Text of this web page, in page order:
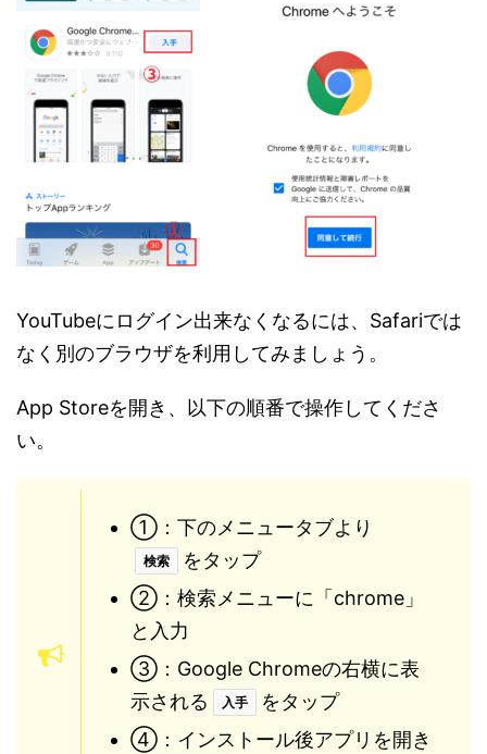
YouTubeにログイン出来なくなるには、Safariでは
なく別のブラウザを利用してみましょう。
App Storeを開き、以下の順番で操作してくださ
い。
①：下のメニュータブより
検索
をタップ
②：検索メニューに「chrome」
と入力
③：Google Chromeの右横に表
示される
入手
をタップ
④：インストール後アプリを開き